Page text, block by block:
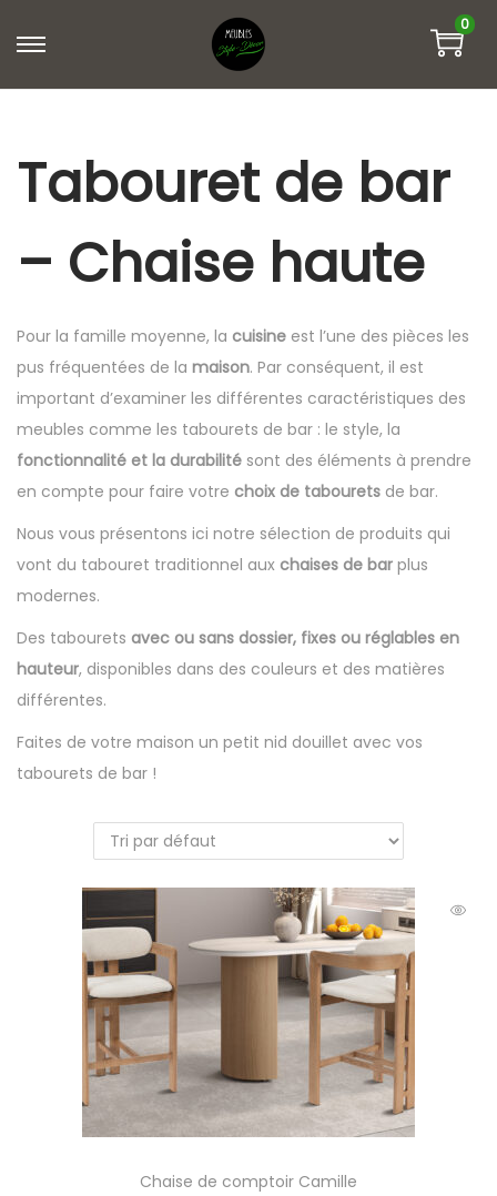
0
Tabouret de bar
– Chaise haute
Pour la famille moyenne, la cuisine est l’une des pièces les
pus fréquentées de la maison. Par conséquent, il est
important d’examiner les différentes caractéristiques des
meubles comme les tabourets de bar : le style, la
fonctionnalité et la durabilité sont des éléments à prendre
en compte pour faire votre choix de tabourets de bar.
Nous vous présentons ici notre sélection de produits qui
vont du tabouret traditionnel aux chaises de bar plus
modernes.
Des tabourets avec ou sans dossier, fixes ou réglables en
hauteur, disponibles dans des couleurs et des matières
différentes.
Faites de votre maison un petit nid douillet avec vos
tabourets de bar !
Chaise de comptoir Camille